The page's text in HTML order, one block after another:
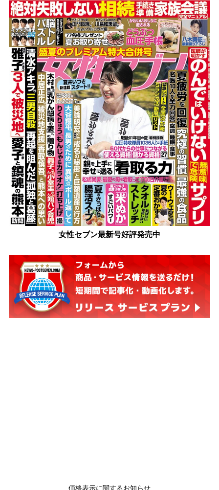
女性セブン最新号好評発売中
価格表示に関するお知らせ